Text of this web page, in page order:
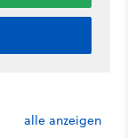
alle anzeigen